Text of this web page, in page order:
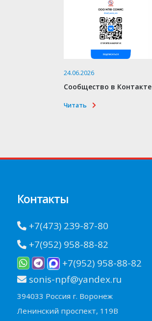
24.06.2026
Сообщество в Контакте
Читать
Контакты
+7(473) 239-87-80
+7(952) 958-88-82
+7(952) 958-88-82
sonis-npf@yandex.ru
394033 Россия г. Воронеж
Ленинский проспект, 119В